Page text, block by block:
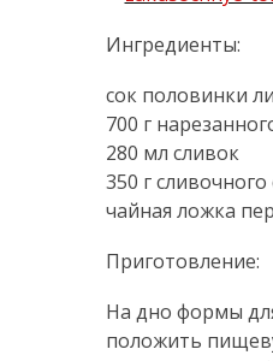
Ингредиенты:
сок половинки
700 г
280 мл сливок
350 г
чайная ложка
Приготовление:
На дно формы
положить